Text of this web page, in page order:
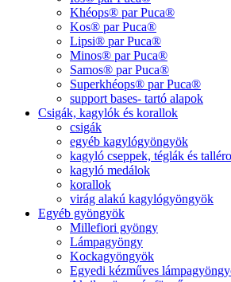
Khéops® par Puca®
Kos® par Puca®
Lipsi® par Puca®
Minos® par Puca®
Samos® par Puca®
Superkhéops® par Puca®
support bases- tartó alapok
Csigák, kagylók és korallok
csigák
egyéb kagylógyöngyök
kagyló cseppek, téglák és
kagyló medálok
korallok
virág alakú kagylógyöngyök
Egyéb gyöngyök
Millefiori gyöngy
Lámpagyöngy
Kockagyöngyök
Egyedi kézműves